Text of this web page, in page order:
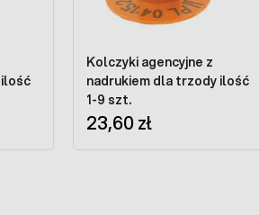
Kolczyki agencyjne z
nadrukiem dla trzody ilość
1-9 szt.
23,60 zł